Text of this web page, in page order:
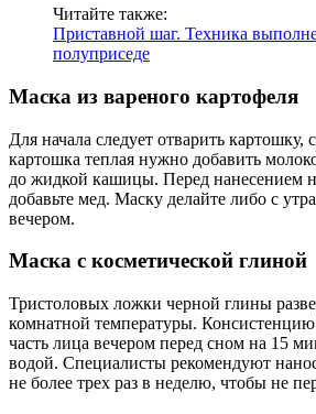
Читайте также:
Приставной шаг. Техника
полуприседе
Маска из вареного картофеля
Для начала следует отварить картошку,
картошка теплая нужно добавить
до жидкой кашицы. Перед нанесением
добавьте мед. Маску делайте либо с
вечером.
Маска с косметической глиной
Тристоловых ложки черной глины
комнатной температуры.
часть лица вечером перед сном на 15
водой. Специалисты рекомендуют
не более трех раз в неделю, чтобы не